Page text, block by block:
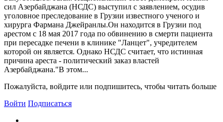
сил Азербайджана (НСДС) выступил с заявлением, осудив
уголовное преследование в Грузии известного ученого и
хирурга Фармана Джейранлы.Он находится в Грузии под
арестом с 18 мая 2017 года по обвинению в смерти пациента
при пересадке печени в клинике "Ланцет", учредителем
которой он является. Однако НСДС считает, что истинная
причина ареста - политический заказ властей
Азербайджана."B этом...
Пожалуйста, войдите или подпишитесь, чтобы читать больше
Войти Подписаться